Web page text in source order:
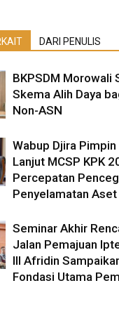
DARI PENULIS
BKPSDM Morowali
Skema Alih Daya
Non-ASN
Wabup Djira
Lanjut MCSP KPK
Percepatan
Penyelamatan Aset
Seminar Akhir
Jalan Pemajuan
III Afridin
Fondasi Utama